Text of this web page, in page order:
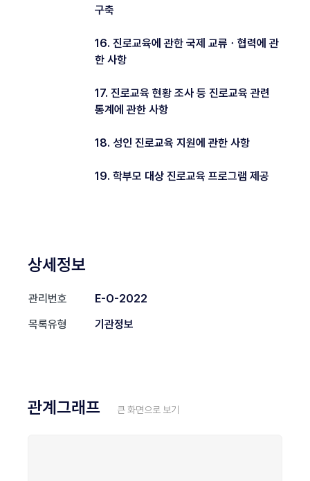
구축
16. 진로교육에 관한 국제 교류ㆍ협력에 관
한 사항
17. 진로교육 현황 조사 등 진로교육 관련
통계에 관한 사항
18. 성인 진로교육 지원에 관한 사항
19. 학부모 대상 진로교육 프로그램 제공
상세정보
관리번호
E-O-2022
목록유형
기관정보
관계그래프 큰 화면으로 보기